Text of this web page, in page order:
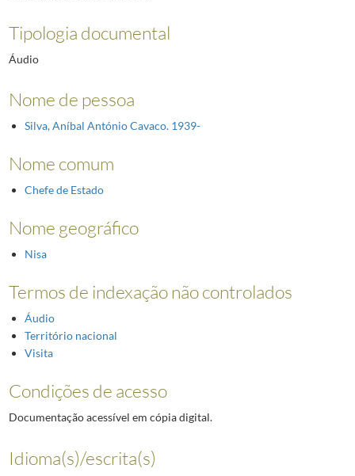
Tipologia documental
Áudio
Nome de pessoa
Silva, Aníbal António Cavaco. 1939-
Nome comum
Chefe de Estado
Nome geográfico
Nisa
Termos de indexação não controlados
Áudio
Território nacional
Visita
Condições de acesso
Documentação acessível em cópia digital.
Idioma(s)/escrita(s)